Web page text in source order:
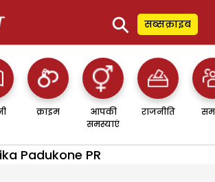
⚲ सब्सक्राइब
क्राइम
आपकी
समस्याएं
राजनीति
Padukone PR